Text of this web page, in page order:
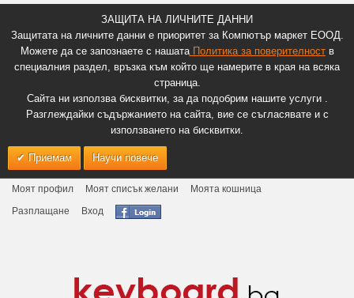
ЗАЩИТА НА ЛИЧНИТЕ ДАННИ
Защитата на личните данни е приоритет за Компютър маркет ЕООД.
Можете да се запознаете с нашатаПолитика за поверителноств
специалния раздел, връзка към който ще намерите в края на всяка
страница.
Сайта ни използва бисквитки, за да подобрим нашите услуги .
Разглеждайки съдържанието на сайта, вие се съгласявате и с
използването на бисквитки.
Приемам Научи повече
Моят профил Моят списък желани
Моята кошница
Разплащане
Вход